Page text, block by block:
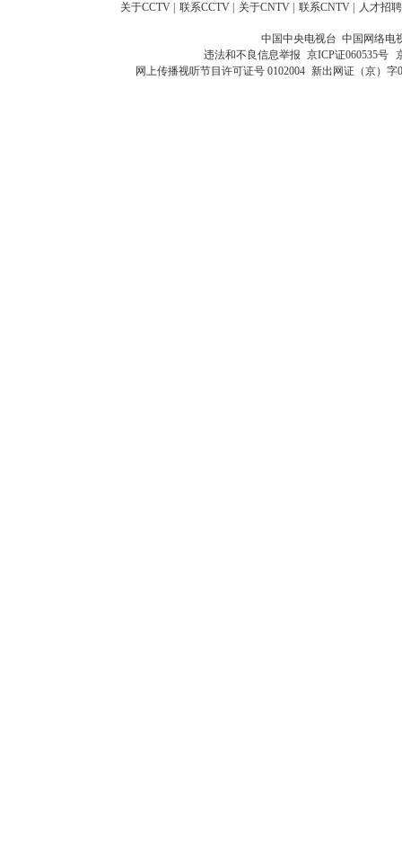
关于CCTV 联系CCTV 关于CNTV 联系CNTV 人才招聘
中国中央电视台 中国网络电
违法和不良信息举报 京ICP证060535号
网上传播视听节目许可证号 0102004 新出网证（京）